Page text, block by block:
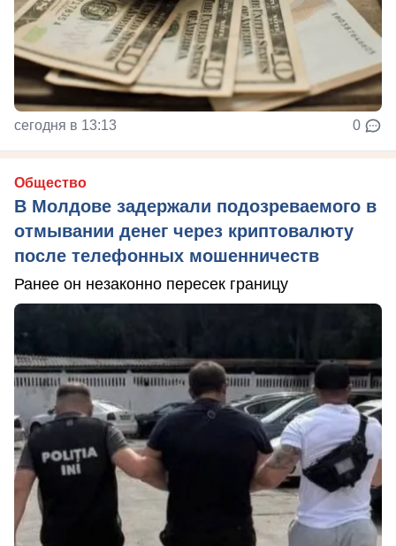
сегодня в 13:13 0
Общество
В Молдове задержали подозреваемого в
отмывании денег через криптовалюту
после телефонных мошенничеств
Ранее он незаконно пересек границу